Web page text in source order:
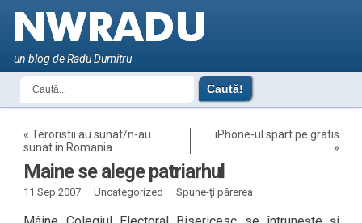
un blog de Radu Dumitru
«Teroristii au sunat/n-au
sunat in Romania
iPhone-ul spart pe gratis
»
Maine se alege patriarhul
11 Sep 2007 · Uncategorized · Spune-ți părerea